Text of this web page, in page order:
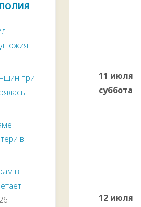
11 июля
суббота
12 июля
при
в
в